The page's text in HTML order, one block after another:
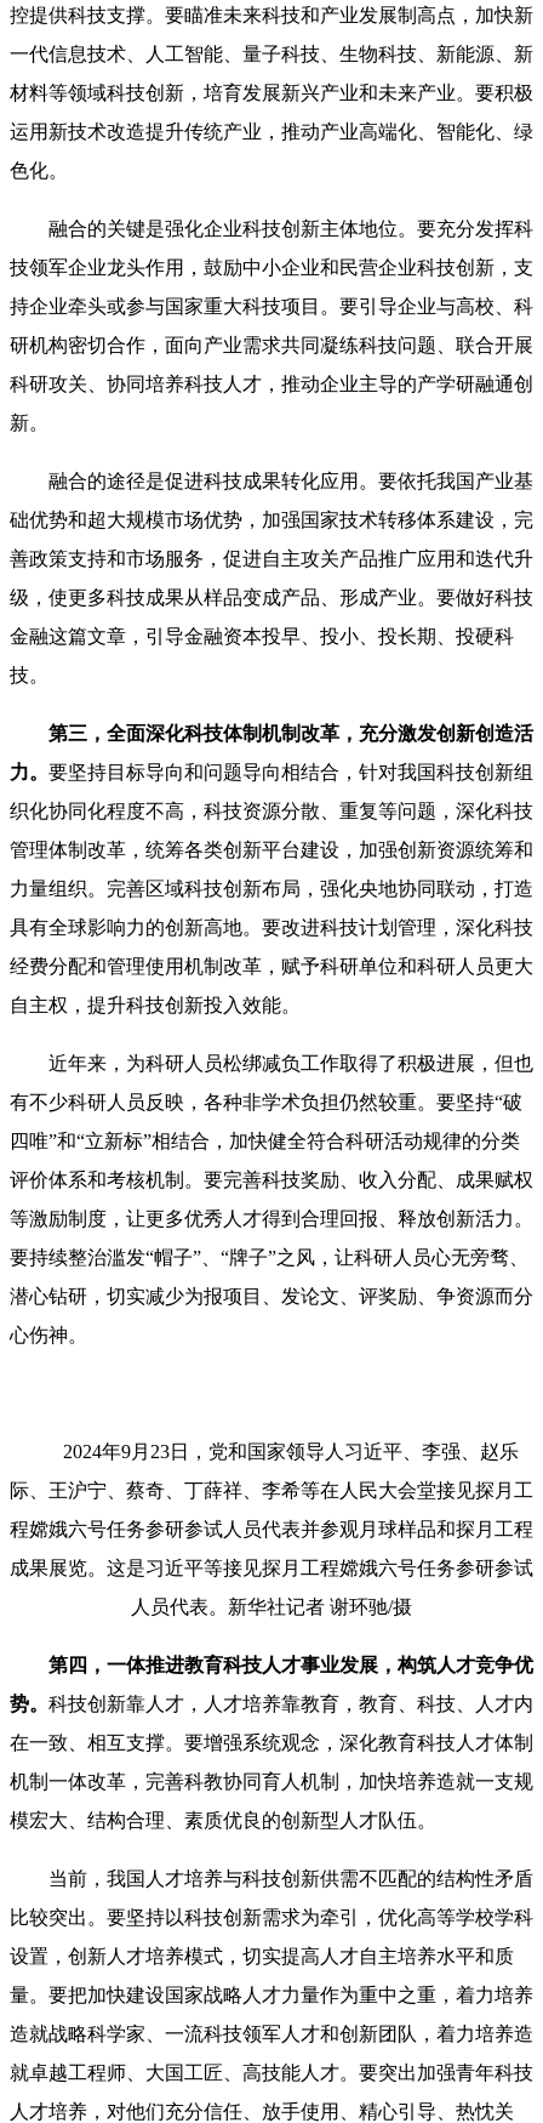
控提供科技支撑。要瞄准未来科技和产业发展制高点，加快新
一代信息技术、人工智能、量子科技、生物科技、新能源、新
材料等领域科技创新，培育发展新兴产业和未来产业。要积极
运用新技术改造提升传统产业，推动产业高端化、智能化、绿
色化。
融合的关键是强化企业科技创新主体地位。要充分发挥科
技领军企业龙头作用，鼓励中小企业和民营企业科技创新，支
持企业牵头或参与国家重大科技项目。要引导企业与高校、科
研机构密切合作，面向产业需求共同凝练科技问题、联合开展
科研攻关、协同培养科技人才，推动企业主导的产学研融通创
新。
融合的途径是促进科技成果转化应用。要依托我国产业基
础优势和超大规模市场优势，加强国家技术转移体系建设，完
善政策支持和市场服务，促进自主攻关产品推广应用和迭代升
级，使更多科技成果从样品变成产品、形成产业。要做好科技
金融这篇文章，引导金融资本投早、投小、投长期、投硬科
技。
第三，全面深化科技体制机制改革，充分激发创新创造活
力。 要坚持目标导向和问题导向相结合，针对我国科技创新组
织化协同化程度不高，科技资源分散、重复等问题，深化科技
管理体制改革，统筹各类创新平台建设，加强创新资源统筹和
力量组织。完善区域科技创新布局，强化央地协同联动，打造
具有全球影响力的创新高地。要改进科技计划管理，深化科技
经费分配和管理使用机制改革，赋予科研单位和科研人员更大
自主权，提升科技创新投入效能。
近年来，为科研人员松绑减负工作取得了积极进展，但也
有不少科研人员反映，各种非学术负担仍然较重。要坚持“破
四唯”和“立新标”相结合，加快健全符合科研活动规律的分类
评价体系和考核机制。要完善科技奖励、收入分配、成果赋权
等激励制度，让更多优秀人才得到合理回报、释放创新活力。
要持续整治滥发“帽子”、“牌子”之风，让科研人员心无旁骛、
潜心钻研，切实减少为报项目、发论文、评奖励、争资源而分
心伤神。
2024年9月23日，党和国家领导人习近平、李强、赵乐
际、王沪宁、蔡奇、丁薛祥、李希等在人民大会堂接见探月工
程嫦娥六号任务参研参试人员代表并参观月球样品和探月工程
成果展览。这是习近平等接见探月工程嫦娥六号任务参研参试
人员代表。新华社记者 谢环驰/摄
第四，一体推进教育科技人才事业发展，构筑人才竞争优
势。 科技创新靠人才，人才培养靠教育，教育、科技、人才内
在一致、相互支撑。要增强系统观念，深化教育科技人才体制
机制一体改革，完善科教协同育人机制，加快培养造就一支规
模宏大、结构合理、素质优良的创新型人才队伍。
当前，我国人才培养与科技创新供需不匹配的结构性矛盾
比较突出。要坚持以科技创新需求为牵引，优化高等学校学科
设置，创新人才培养模式，切实提高人才自主培养水平和质
量。要把加快建设国家战略人才力量作为重中之重，着力培养
造就战略科学家、一流科技领军人才和创新团队，着力培养造
就卓越工程师、大国工匠、高技能人才。要突出加强青年科技
人才培养，对他们充分信任、放手使用、精心引导、热忱关